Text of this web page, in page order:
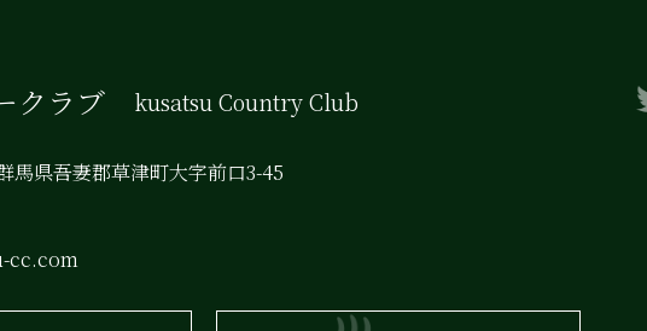
クラブ kusatsu Country Club
馬県吾妻郡草津町大字前口3-45
cc.com